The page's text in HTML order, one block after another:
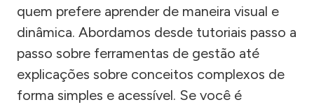
quem prefere aprender de maneira visual e
dinâmica. Abordamos desde tutoriais passo a
passo sobre ferramentas de gestão até
explicações sobre conceitos complexos de
forma simples e acessível. Se você é